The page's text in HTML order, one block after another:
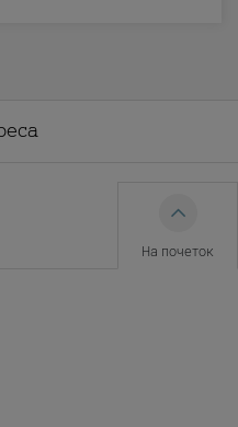
На почеток